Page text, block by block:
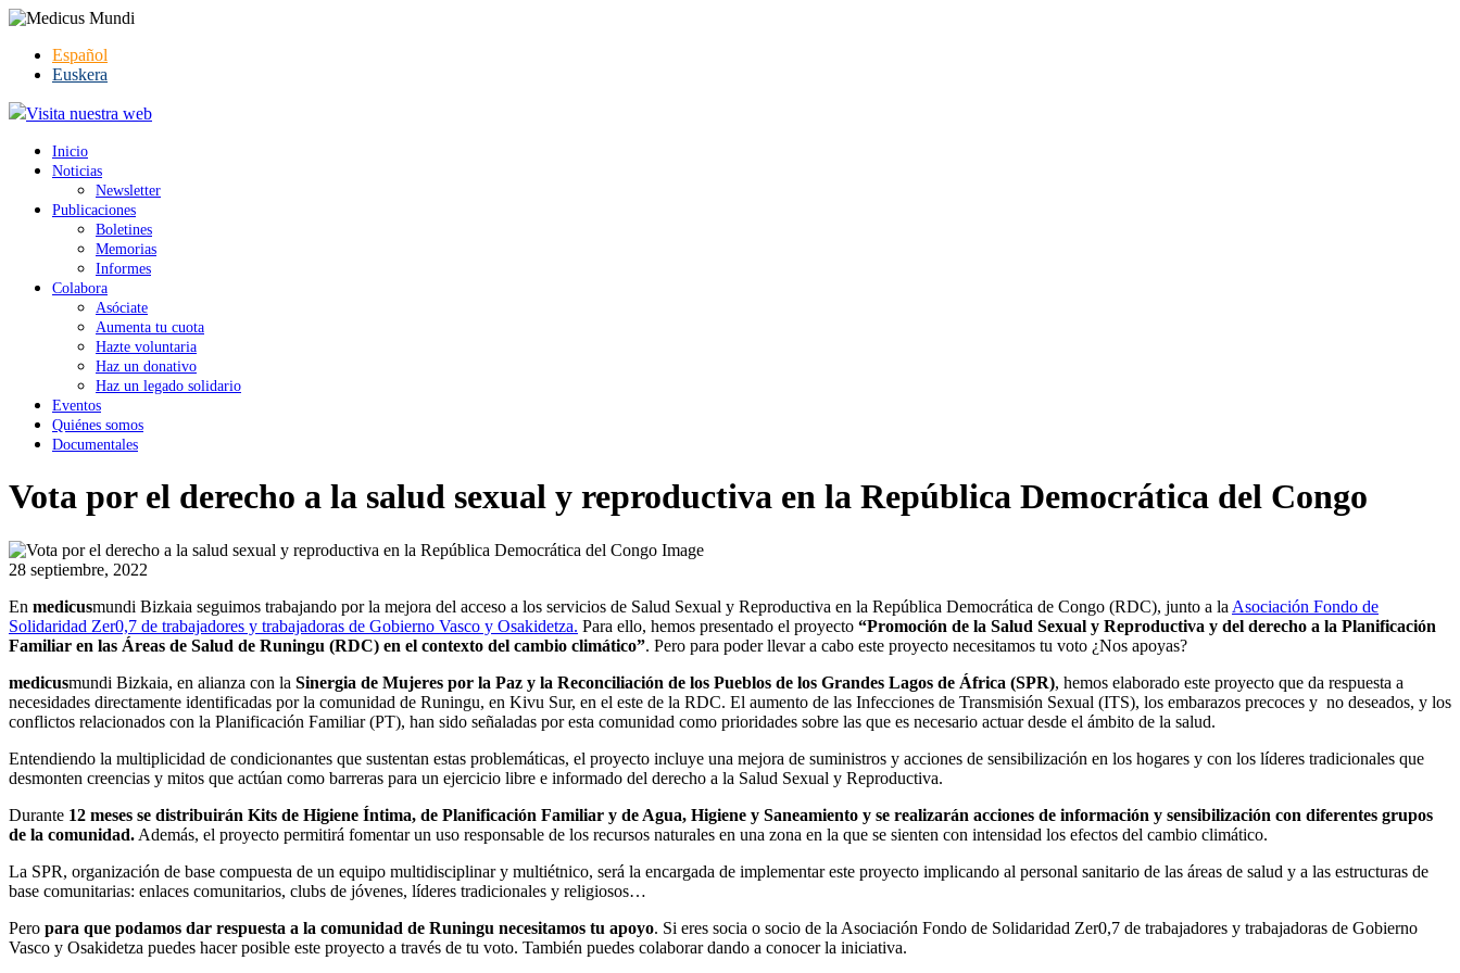
Español
Euskera
Visita nuestra web
Inicio
Noticias
Newsletter
Publicaciones
Boletines
Memorias
Informes
Colabora
Asóciate
Aumenta tu cuota
Hazte voluntaria
Haz un donativo
Haz un legado solidario
Eventos
Quiénes somos
Documentales
Vota por el derecho a la salud sexual y reproductiva en la República Democrática del Congo
28 septiembre, 2022
En medicusmundi Bizkaia seguimos trabajando por la mejora del acceso a los servicios de Salud Sexual y Reproductiva en la República Democrática de Congo (RDC), junto a la Asociación Fondo de
Solidaridad Zer0,7 de trabajadores y trabajadoras de Gobierno Vasco y Osakidetza. Para ello, hemos presentado el proyecto “Promoción de la Salud Sexual y Reproductiva y del derecho a la Planificación
Familiar en las Áreas de Salud de Runingu (RDC) en el contexto del cambio climático”. Pero para poder llevar a cabo este proyecto necesitamos tu voto ¿Nos apoyas?
medicusmundi Bizkaia, en alianza con la Sinergia de Mujeres por la Paz y la Reconciliación de los Pueblos de los Grandes Lagos de África (SPR), hemos elaborado este proyecto que da respuesta a
necesidades directamente identificadas por la comunidad de Runingu, en Kivu Sur, en el este de la RDC. El aumento de las Infecciones de Transmisión Sexual (ITS), los embarazos precoces y no deseados, y los
conflictos relacionados con la Planificación Familiar (PT), han sido señaladas por esta comunidad como prioridades sobre las que es necesario actuar desde el ámbito de la salud.
Entendiendo la multiplicidad de condicionantes que sustentan estas problemáticas, el proyecto incluye una mejora de suministros y acciones de sensibilización en los hogares y con los líderes tradicionales que
desmonten creencias y mitos que actúan como barreras para un ejercicio libre e informado del derecho a la Salud Sexual y Reproductiva.
Durante 12 meses se distribuirán Kits de Higiene Íntima, de Planificación Familiar y de Agua, Higiene y Saneamiento y se realizarán acciones de información y sensibilización con diferentes grupos
de la comunidad. Además, el proyecto permitirá fomentar un uso responsable de los recursos naturales en una zona en la que se sienten con intensidad los efectos del cambio climático.
La SPR, organización de base compuesta de un equipo multidisciplinar y multiétnico, será la encargada de implementar este proyecto implicando al personal sanitario de las áreas de salud y a las estructuras de
base comunitarias: enlaces comunitarios, clubs de jóvenes, líderes tradicionales y religiosos…
Pero para que podamos dar respuesta a la comunidad de Runingu necesitamos tu apoyo. Si eres socia o socio de la Asociación Fondo de Solidaridad Zer0,7 de trabajadores y trabajadoras de Gobierno
Vasco y Osakidetza puedes hacer posible este proyecto a través de tu voto. También puedes colaborar dando a conocer la iniciativa.